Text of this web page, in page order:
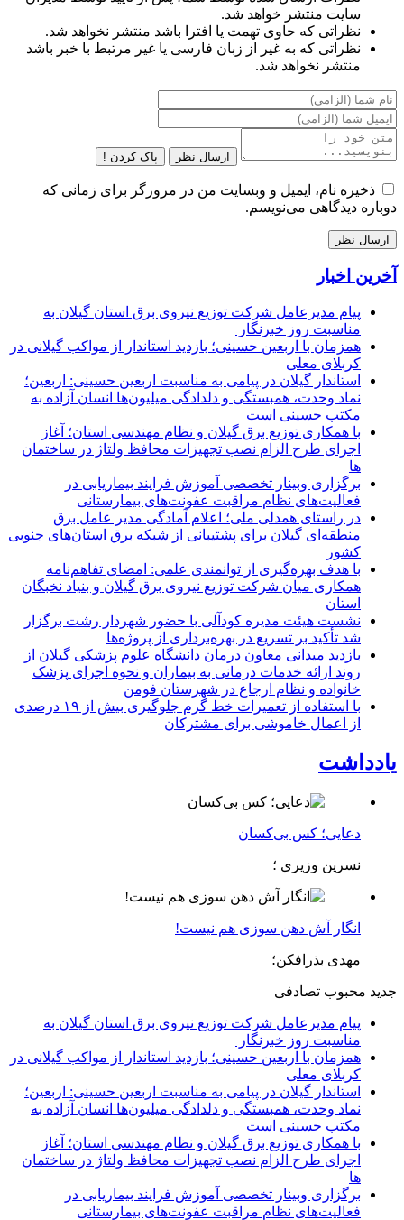
سایت منتشر خواهد شد.
نظراتی که حاوی تهمت یا افترا باشد منتشر نخواهد شد.
نظراتی که به غیر از زبان فارسی یا غیر مرتبط با خبر باشد
منتشر نخواهد شد.
ارسال نظر پاک کردن !
ذخیره نام، ایمیل و وبسایت من در مرورگر برای زمانی که
دوباره دیدگاهی می‌نویسم.
آخرین اخبار
پیام مدیرعامل شركت توزیع نیروی برق استان گیلان به
مناسبت روز خبرنگار ‌
همزمان با اربعین حسینی؛ بازدید استاندار از مواکب گیلانی در
کربلای معلی
استاندار گیلان در پیامی به مناسبت اربعین حسینی: اربعین؛
نماد وحدت، همبستگی و دلدادگی میلیون‌ها انسان آزاده به
مکتب حسینی است
با همکاری توزیع برق گیلان و نظام مهندسی استان؛ آغاز
اجرای طرح الزام نصب تجهیزات محافظ ولتاژ در ساختمان
ها
برگزاری وبینار تخصصی آموزش فرایند بیماریابی در
فعالیت‌های نظام مراقبت عفونت‌های بیمارستانی
در راستای همدلی ملی؛ اعلام آمادگی مدیر عامل برق
منطقه‌ای گیلان برای پشتیبانی از شبكه برق استان‌های جنوبی
كشور
با هدف بهره‌گیری از توانمندی علمی: امضای تفاهم‌نامه
همكاری میان شركت توزیع نیروی برق گیلان و بنیاد نخبگان
استان
نشست هیئت مدیره کودآلی با حضور شهردار رشت برگزار
شد تأکید بر تسریع در بهره‌برداری از پروژه‌ها
بازدید میدانی معاون درمان دانشگاه علوم پزشکی گیلان از
روند ارائه خدمات درمانی به بیماران و نحوه اجرای پزشک
خانواده و نظام ارجاع در شهرستان فومن
با استفاده از تعمیرات خط گرم جلوگیری بیش از ۱۹ درصدی
از اعمال خاموشی برای مشتركان
یادداشت
دعایی؛ کس بی‌کسان
نسرین وزیری ؛
انگار آش دهن سوزی هم نیست!
مهدی بذرافکن؛
جدید محبوب تصادفی
پیام مدیرعامل شركت توزیع نیروی برق استان گیلان به
مناسبت روز خبرنگار ‌
همزمان با اربعین حسینی؛ بازدید استاندار از مواکب گیلانی در
کربلای معلی
استاندار گیلان در پیامی به مناسبت اربعین حسینی: اربعین؛
نماد وحدت، همبستگی و دلدادگی میلیون‌ها انسان آزاده به
مکتب حسینی است
با همکاری توزیع برق گیلان و نظام مهندسی استان؛ آغاز
اجرای طرح الزام نصب تجهیزات محافظ ولتاژ در ساختمان
ها
برگزاری وبینار تخصصی آموزش فرایند بیماریابی در
فعالیت‌های نظام مراقبت عفونت‌های بیمارستانی